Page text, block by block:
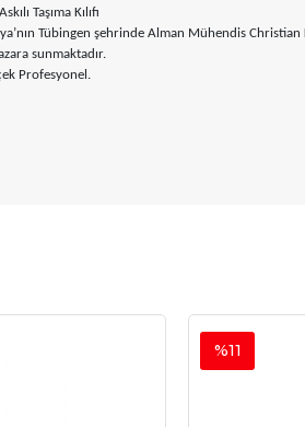
Taşıma Kılıfı
Tübingen şehrinde Alman Mühendis
sunmaktadır.
Profesyonel.
%11